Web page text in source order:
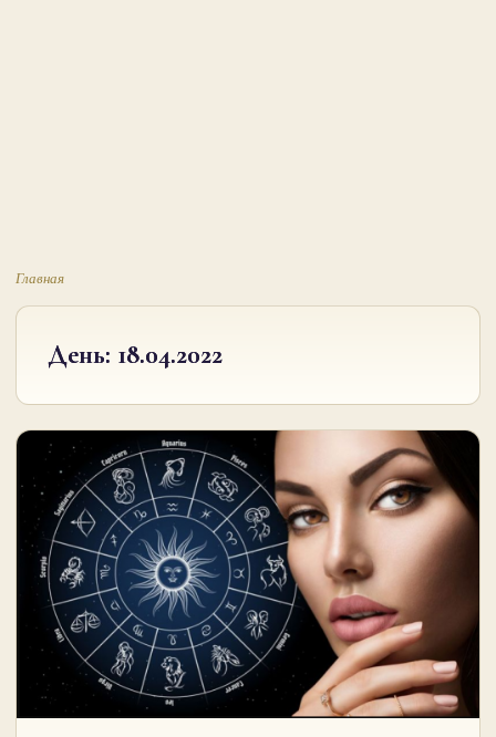
Главная
День: 18.04.2022